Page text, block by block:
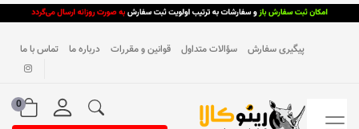
پیگیری سفارش سؤالات متداول قوانین و مقررات درباره ما تماس با ما
0